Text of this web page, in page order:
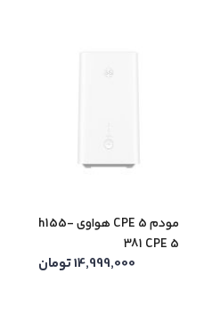
مودم CPE 5 هواوی h155-
381 CPE 5
14,999,000تومان